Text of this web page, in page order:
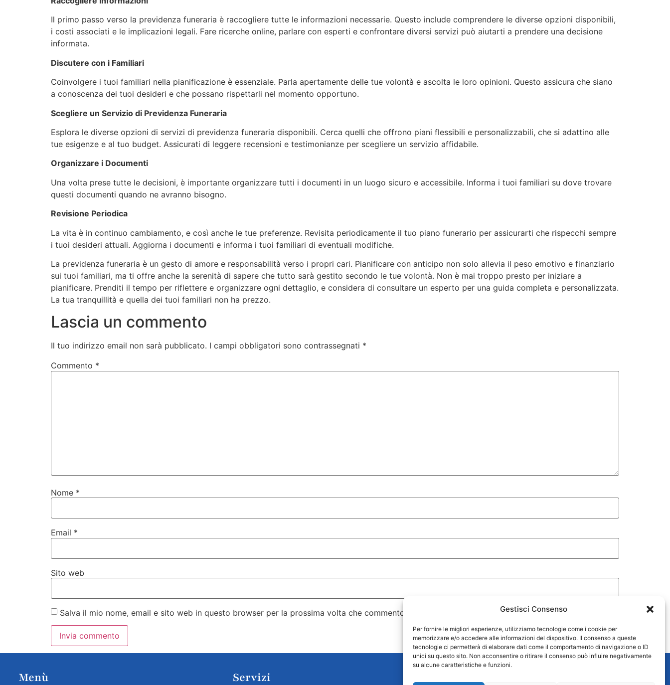
Gestisci Consenso
Per fornire le migliori esperienze, utilizziamo tecnologie come i cookie per
memorizzare e/o accedere alle informazioni del dispositivo. Il consenso a queste
tecnologie ci permetterà di elaborare dati come il comportamento di navigazione o ID
unici su questo sito. Non acconsentire o ritirare il consenso può influire negativamente
su alcune caratteristiche e funzioni.
Il primo passo verso la previdenza funeraria è raccogliere tutte le informazioni necessarie. Questo include comprendere le diverse opzioni disponibili,
i costi associati e le implicazioni legali. Fare ricerche online, parlare con esperti e confrontare diversi servizi può aiutarti a prendere una decisione
informata.
Discutere con i Familiari
Coinvolgere i tuoi familiari nella pianificazione è essenziale. Parla apertamente delle tue volontà e ascolta le loro opinioni. Questo assicura che siano
a conoscenza dei tuoi desideri e che possano rispettarli nel momento opportuno.
Scegliere un Servizio di Previdenza Funeraria
Esplora le diverse opzioni di servizi di previdenza funeraria disponibili. Cerca quelli che offrono piani flessibili e personalizzabili, che si adattino alle
tue esigenze e al tuo budget. Assicurati di leggere recensioni e testimonianze per scegliere un servizio affidabile.
Organizzare i Documenti
Una volta prese tutte le decisioni, è importante organizzare tutti i documenti in un luogo sicuro e accessibile. Informa i tuoi familiari su dove trovare
questi documenti quando ne avranno bisogno.
Revisione Periodica
La vita è in continuo cambiamento, e così anche le tue preferenze. Revisita periodicamente il tuo piano funerario per assicurarti che rispecchi sempre
i tuoi desideri attuali. Aggiorna i documenti e informa i tuoi familiari di eventuali modifiche.
La previdenza funeraria è un gesto di amore e responsabilità verso i propri cari. Pianificare con anticipo non solo allevia il peso emotivo e finanziario
sui tuoi familiari, ma ti offre anche la serenità di sapere che tutto sarà gestito secondo le tue volontà. Non è mai troppo presto per iniziare a
pianificare. Prenditi il tempo per riflettere e organizzare ogni dettaglio, e considera di consultare un esperto per una guida completa e personalizzata.
La tua tranquillità e quella dei tuoi familiari non ha prezzo.
Lascia un commento
Il tuo indirizzo email non sarà pubblicato. I campi obbligatori sono contrassegnati *
Commento *
Nome *
Email *
Sito web
Salva il mio nome, email e sito web in questo browser per la prossima volta che commento.
Menù Servizi